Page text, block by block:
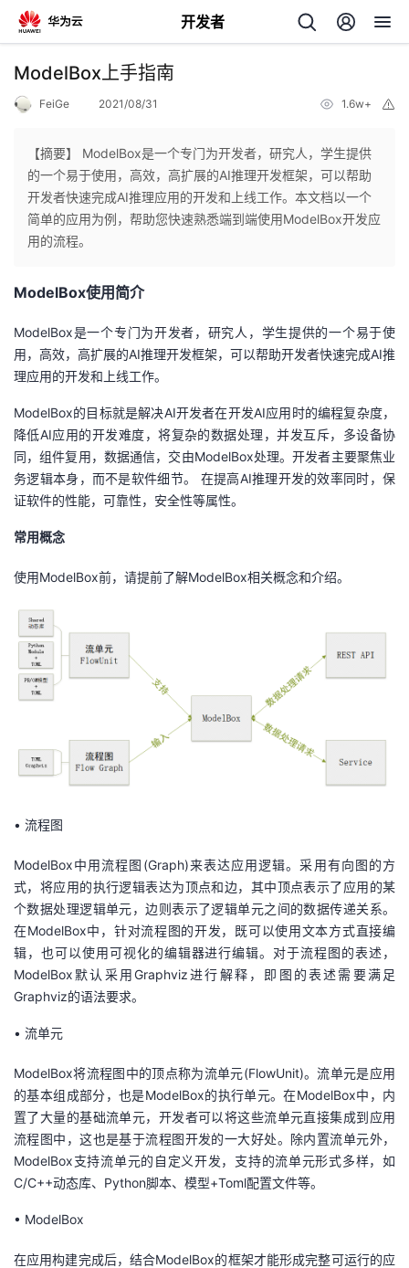
开发者
返
个
页
开
者
我
的
博
客
我
的
论
坛
我
的
圈
子
我
的
直
播
我
的
活
我
的
注
我
发
者
学
的
课
我
的
我
Programs
的
支
持
技
术
支
的
云
声
ModelBox上手指南
FeiGe 2021/08/31 1.6w+
【摘要】 ModelBox是一个专门为开发者，研究人，学生提供
的一个易于使用，高效，高扩展的AI推理开发框架，可以帮助
开发者快速完成AI推理应用的开发和上线工作。本文档以一个
简单的应用为例，帮助您快速熟悉端到端使用ModelBox开发应
用的流程。
ModelBox使用简介
ModelBox是一个专门为开发者，研究人，学生提供的一个易于使
用，高效，高扩展的AI推理开发框架，可以帮助开发者快速完成AI推
理应用的开发和上线工作。
ModelBox的目标就是解决AI开发者在开发AI应用时的编程复杂度，
降低AI应用的开发难度，将复杂的数据处理，并发互斥，多设备协
同，组件复用，数据通信，交由ModelBox处理。开发者主要聚焦业
务逻辑本身，而不是软件细节。 在提高AI推理开发的效率同时，保
证软件的性能，可靠性，安全性等属性。
常用概念
使用ModelBox前，请提前了解ModelBox相关概念和介绍。
• 流程图
ModelBox中用流程图(Graph)来表达应用逻辑。采用有向图的方
式，将应用的执行逻辑表达为顶点和边，其中顶点表示了应用的某
个数据处理逻辑单元，边则表示了逻辑单元之间的数据传递关系。
在ModelBox中，针对流程图的开发，既可以使用文本方式直接编
辑，也可以使用可视化的编辑器进行编辑。对于流程图的表述，
ModelBox默认采用Graphviz进行解释，即图的表述需要满足
Graphviz的语法要求。
• 流单元
ModelBox将流程图中的顶点称为流单元(FlowUnit)。流单元是应用
的基本组成部分，也是ModelBox的执行单元。在ModelBox中，内
置了大量的基础流单元，开发者可以将这些流单元直接集成到应用
流程图中，这也是基于流程图开发的一大好处。除内置流单元外，
ModelBox支持流单元的自定义开发，支持的流单元形式多样，如
C/C++动态库、Python脚本、模型+Toml配置文件等。
• ModelBox
在应用构建完成后，结合ModelBox的框架才能形成完整可运行的应